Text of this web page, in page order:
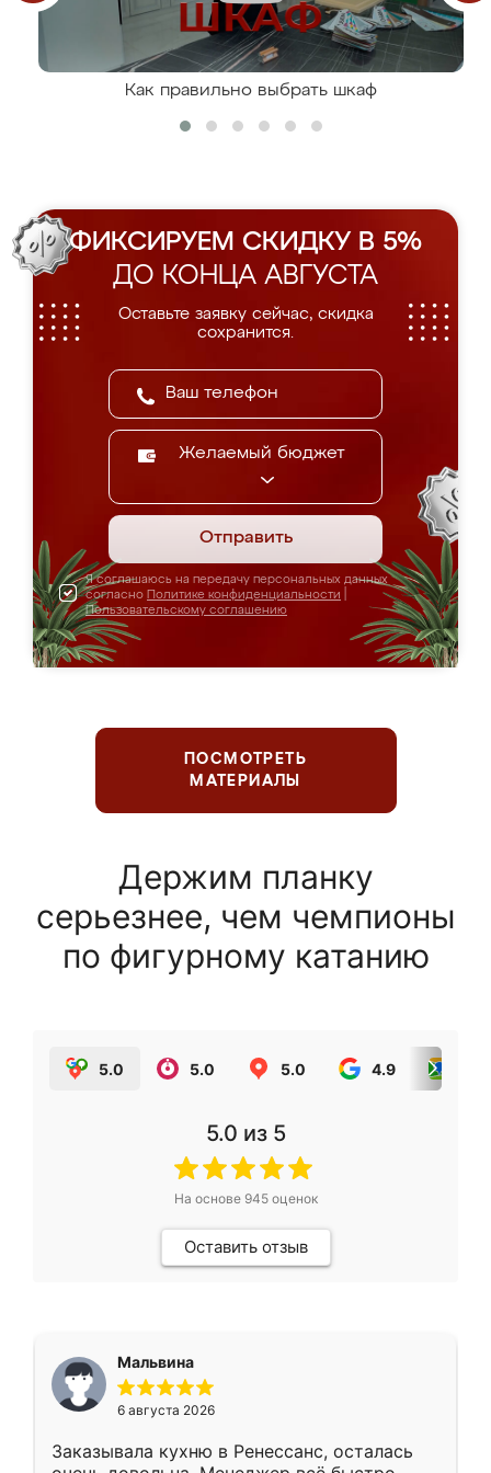
Как правильно выбрать шкаф
ФИКСИРУЕМ СКИДКУ В 5%
ДО КОНЦА АВГУСТА
Оставьте заявку сейчас, скидка
сохранится.
Желаемый бюджет
Отправить
Я соглашаюсь на передачу персональных данных
согласно Политике конфиденциальности
Пользовательскому соглашению
ПОСМОТРЕТЬ
МАТЕРИАЛЫ
Держим планку
серьезнее, чем чемпионы
по фигурному катанию
5.0 5.0 5.0 4.9
5.0 из 5
На основе 945оценок
Оставить отзыв
Мальвина
6 августа 2026
Заказывала кухню в Ренессанс, осталась